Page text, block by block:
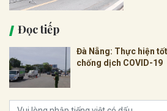
Đọc tiếp
Đà Nẵng: Thực hiện
chống dịch COVID-19